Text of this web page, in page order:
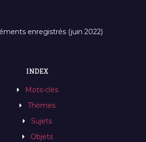
enregistrés (juin 2022)
INDEX
Mots-clés
Thèmes
Sujets
Objets